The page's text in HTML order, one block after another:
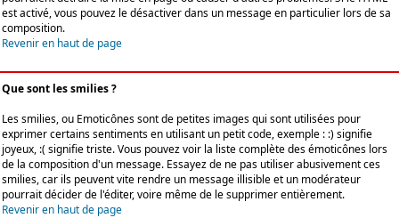
est activé, vous pouvez le désactiver dans un message en particulier lors de sa
composition.
Revenir en haut de page
Que sont les smilies ?
Les smilies, ou Emoticônes sont de petites images qui sont utilisées pour
exprimer certains sentiments en utilisant un petit code, exemple : :) signifie
joyeux, :( signifie triste. Vous pouvez voir la liste complète des émoticônes lors
de la composition d'un message. Essayez de ne pas utiliser abusivement ces
smilies, car ils peuvent vite rendre un message illisible et un modérateur
pourrait décider de l'éditer, voire même de le supprimer entièrement.
Revenir en haut de page